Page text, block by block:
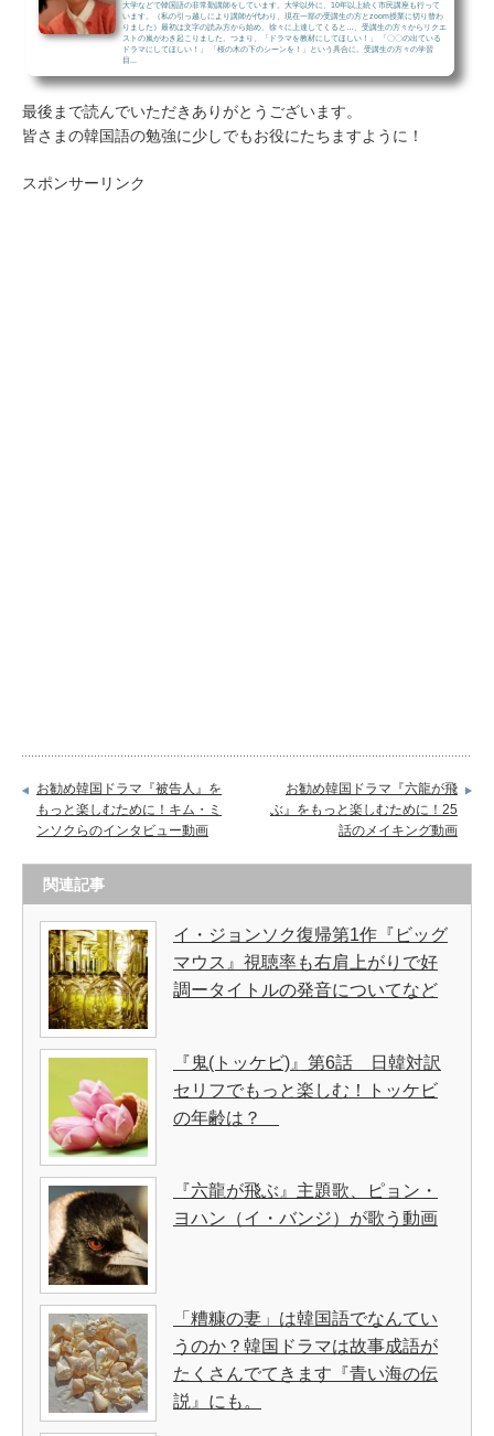
大学などで韓国語の非常勤講師をしています。大学以外に、10年以上続く市民講座も行って
います。（私の引っ越しにより講師が代わり、現在一部の受講生の方とzoom授業に切り替わ
りました）最初は文字の読み方から始め、徐々に上達してくると…、受講生の方々からリクエ
ストの嵐がわき起こりました。つまり、「ドラマを教材にしてほしい！」 「〇〇の出ている
ドラマにしてほしい！」 「桜の木の下のシーンを！」という具合に。受講生の方々の学習
目...
最後まで読んでいただきありがとうございます。
皆さまの韓国語の勉強に少しでもお役にたちますように！
スポンサーリンク
お勧め韓国ドラマ『被告人』を
もっと楽しむために！キム・ミ
ンソクらのインタビュー動画
お勧め韓国ドラマ『六龍が飛
ぶ』をもっと楽しむために！25
話のメイキング動画
関連記事
イ・ジョンソク復帰第1作『ビッグ
マウス』視聴率も右肩上がりで好
調ータイトルの発音についてなど
『鬼(トッケビ)』第6話 日韓対訳
セリフでもっと楽しむ！トッケビ
の年齢は？
『六龍が飛ぶ』主題歌、ピョン・
ヨハン（イ・バンジ）が歌う動画
「糟糠の妻」は韓国語でなんてい
うのか？韓国ドラマは故事成語が
たくさんでてきます『青い海の伝
説』にも。